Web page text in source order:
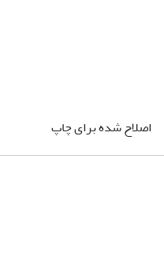
اصلاح شده برای چاپ